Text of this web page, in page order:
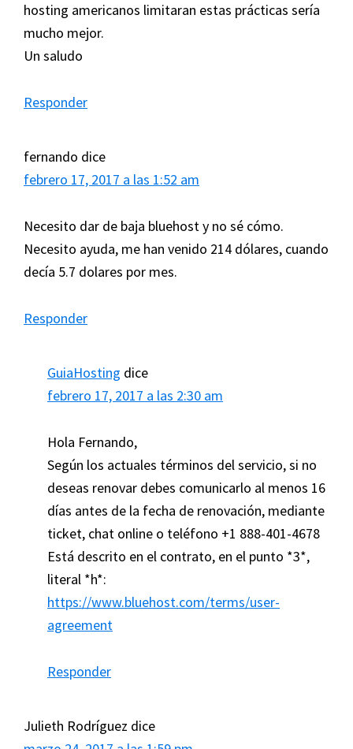
hosting americanos limitaran estas prácticas sería
mucho mejor.
Un saludo
Responder
fernando dice
febrero 17, 2017 a las 1:52 am
Necesito dar de baja bluehost y no sé cómo.
Necesito ayuda, me han venido 214 dólares, cuando
decía 5.7 dolares por mes.
Responder
GuiaHosting dice
febrero 17, 2017 a las 2:30 am
Hola Fernando,
Según los actuales términos del servicio, si no
deseas renovar debes comunicarlo al menos 16
días antes de la fecha de renovación, mediante
ticket, chat online o teléfono +1 888-401-4678
Está descrito en el contrato, en el punto *3*,
literal *h*:
https://www.bluehost.com/terms/user-
agreement
Responder
Julieth Rodríguez dice